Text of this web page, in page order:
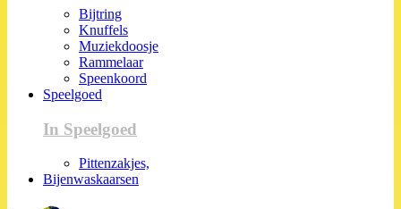
Bijtring
Knuffels
Muziekdoosje
Rammelaar
Speenkoord
Speelgoed
In Speelgoed
Pittenzakjes,
Bijenwaskaarsen